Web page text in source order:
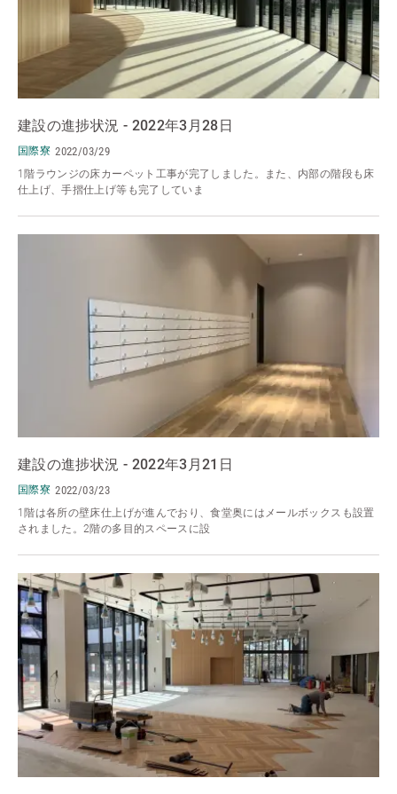
建設の進捗状況 - 2022年3月28日
国際寮 2022/03/29
1階ラウンジの床カーペット工事が完了しました。また、内部の階段も床
仕上げ、手摺仕上げ等も完了していま
建設の進捗状況 - 2022年3月21日
国際寮 2022/03/23
1階は各所の壁床仕上げが進んでおり、食堂奥にはメールボックスも設置
されました。2階の多目的スペースに設